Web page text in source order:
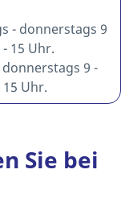
- donnerstags 9
15 Uhr.
9 -
Uhr.
Sie bei